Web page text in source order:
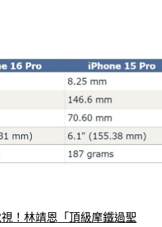
！林靖恩「頂級摩鐵過聖